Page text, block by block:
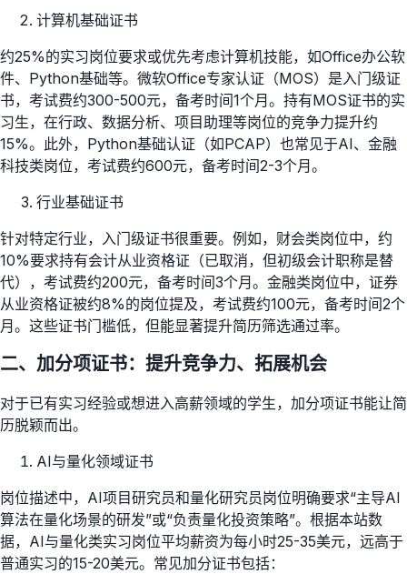
计算机基础证书
约25%的实习岗位要求或优先考虑计算机技能，如Office办公软
件、Python基础等。微软Office专家认证（MOS）是入门级证
书，考试费约300-500元，备考时间1个月。持有MOS证书的实
习生，在行政、数据分析、项目助理等岗位的竞争力提升约
15%。此外，Python基础认证（如PCAP）也常见于AI、金融
科技类岗位，考试费约600元，备考时间2-3个月。
行业基础证书
针对特定行业，入门级证书很重要。例如，财会类岗位中，约
10%要求持有会计从业资格证（已取消，但初级会计职称是替
代），考试费约200元，备考时间3个月。金融类岗位中，证券
从业资格证被约8%的岗位提及，考试费约100元，备考时间2个
月。这些证书门槛低，但能显著提升简历筛选通过率。
二、加分项证书：提升竞争力、拓展机会
对于已有实习经验或想进入高薪领域的学生，加分项证书能让简
历脱颖而出。
AI与量化领域证书
岗位描述中，AI项目研究员和量化研究员岗位明确要求“主导AI
算法在量化场景的研发”或“负责量化投资策略”。根据本站数
据，AI与量化类实习岗位平均薪资为每小时25-35美元，远高于
普通实习的15-20美元。常见加分证书包括：